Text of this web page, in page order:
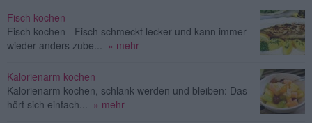
Fisch kochen
Fisch kochen - Fisch schmeckt lecker und kann immer
wieder anders zube... » mehr
Kalorienarm kochen
Kalorienarm kochen, schlank werden und bleiben: Das
hört sich einfach... » mehr